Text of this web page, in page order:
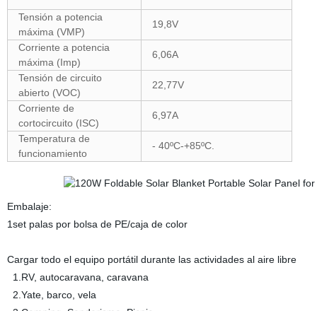
Tensión a potencia
máxima (VMP)
19,8V
Corriente a potencia
máxima (Imp)
6,06A
Tensión de circuito
abierto (VOC)
22,77V
Corriente de
cortocircuito (ISC)
6,97A
Temperatura de
funcionamiento
- 40ºC-+85ºC.
Embalaje:
1set palas por bolsa de PE/caja de color
Cargar todo el equipo portátil durante las actividades al aire libre
1.RV, autocaravana, caravana
2.Yate, barco, vela